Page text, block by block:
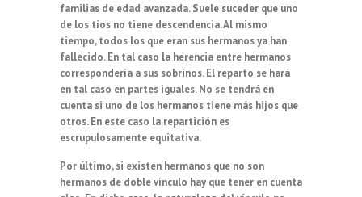
familias de edad avanzada. Suele suceder que uno
de los tíos no tiene descendencia. Al mismo
tiempo, todos los que eran sus hermanos ya han
fallecido. En tal caso la herencia entre hermanos
correspondería a sus sobrinos. El reparto se hará
en tal caso en partes iguales. No se tendrá en
cuenta si uno de los hermanos tiene más hijos que
otros. En este caso la repartición es
escrupulosamente equitativa.
Por último, si existen hermanos que no son
hermanos de doble vínculo hay que tener en cuenta